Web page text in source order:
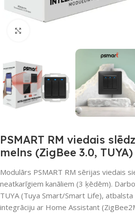
PSMART RM viedais
melns (ZigBee 3.0, TUYA)
Modulārs PSMART RM sērijas viedais
neatkarīgiem kanāliem (3 ķēdēm).
TUYA (Tuya Smart/Smart Life),
integrāciju ar Home Assistant